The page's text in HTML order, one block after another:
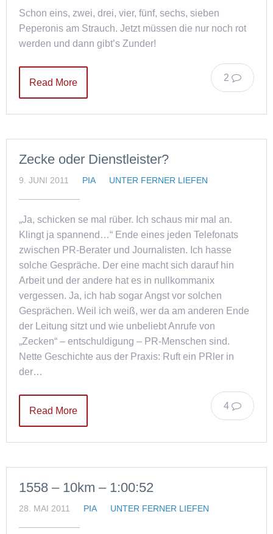
Schon eins, zwei, drei, vier, fünf, sechs, sieben
Peperonis am Strauch. Jetzt müssen die nur noch rot
werden und dann gibt’s Zunder!
2
Read More
Zecke oder Dienstleister?
9. JUNI 2011 PIA UNTER FERNER LIEFEN
„Ja, schicken se mal rüber. Ich schaus mir mal an.
Klingt ja spannend…“ Ende eines jeden Telefonats
zwischen PR-Berater und Journalisten. Ich hasse
solche Gespräche. Der eine macht sich darauf hin
Arbeit und der andere hat es in nullkommanix
vergessen. Ja, ich hab sogar Angst vor solchen
Gesprächen. Weil ich weiß, wer da am anderen Ende
der Leitung sitzt und wie unbeliebt Anrufe von
„Zecken“ – entschuldigung – PR-Menschen sind.
Nette Geschichte aus der Praxis: Ruft ein PRler in
der…
4
Read More
1558 – 10km – 1:00:52
28. MAI 2011 PIA UNTER FERNER LIEFEN